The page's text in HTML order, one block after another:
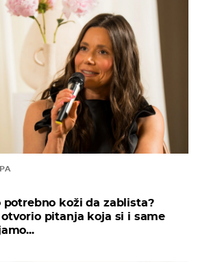
potrebno koži da zablista?
pitanja koja si i same